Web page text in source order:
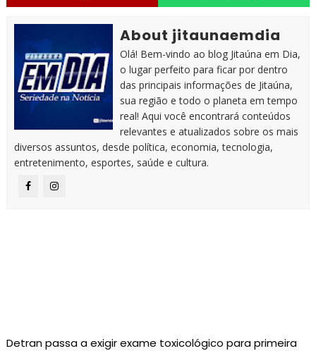
About jitaunaemdia
Olá! Bem-vindo ao blog Jitaúna em Dia,
o lugar perfeito para ficar por dentro
das principais informações de Jitaúna,
sua região e todo o planeta em tempo
real! Aqui você encontrará conteúdos
relevantes e atualizados sobre os mais
diversos assuntos, desde política, economia, tecnologia,
entretenimento, esportes, saúde e cultura.
Detran passa a exigir exame toxicológico para primeira